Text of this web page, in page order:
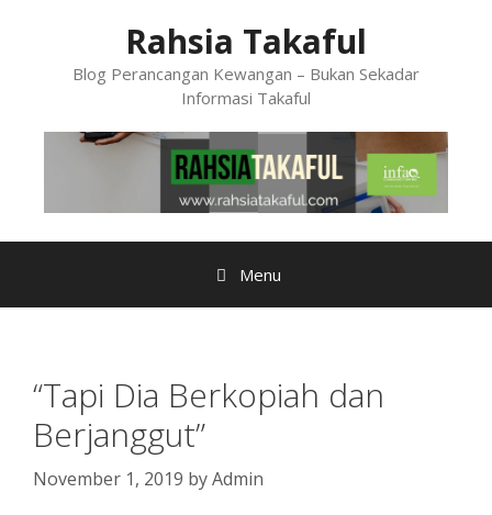
Rahsia Takaful
Blog Perancangan Kewangan – Bukan Sekadar
Informasi Takaful
Menu
“Tapi Dia Berkopiah dan
Berjanggut”
November 1, 2019 byAdmin